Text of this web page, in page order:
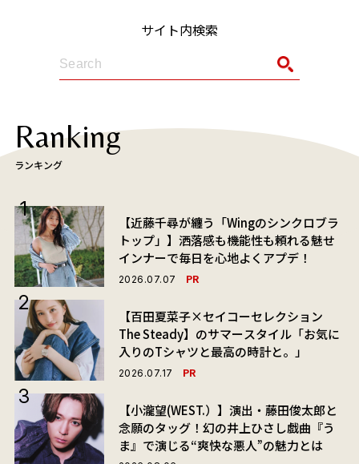
サイト内検索
Ranking
ランキング
【近藤千尋が纏う「Wingのシンクロブラ
トップ」】洒落感も機能性も頼れる魅せ
インナーで毎日を心地よくアプデ！
2026.07.07 PR
【百田夏菜子×セイコーセレクション
The Steady】のサマースタイル「お気に
入りのTシャツと最高の時計と。」
2026.07.17 PR
【小瀧望(WEST.）】演出・藤田俊太郎と
念願のタッグ！幻の井上ひさし戯曲『う
ま』で演じる“爽快な悪人”の魅力とは